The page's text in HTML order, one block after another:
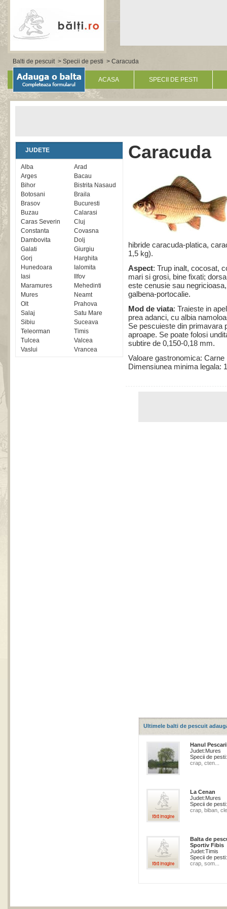
Balti de pescuit> Specii de pesti > Caracuda
ACASA SPECII DE PESTI
JUDETE
Alba
Arad
Arges
Bacau
Bihor
Bistrita Nasaud
Botosani
Braila
Brasov
Bucuresti
Buzau
Calarasi
Caras Severin
Cluj
Constanta
Covasna
Dambovita
Dolj
Galati
Giurgiu
Gorj
Harghita
Hunedoara
Ialomita
Iasi
Ilfov
Maramures
Mehedinti
Mures
Neamt
Olt
Prahova
Salaj
Satu Mare
Sibiu
Suceava
Teleorman
Timis
Tulcea
Valcea
Vaslui
Vrancea
Caracuda
hibride caracuda-platica,
1,5 kg).
Aspect: Trup inalt, cocosat,
mari si grosi, bine fixati;
este cenusie sau
galbena-portocalie.
Mod de viata: Traieste in
prea adanci, cu albia
Se pescuieste din primavara
aproape. Se poate folosi
subtire de 0,150-0,18 mm.
Valoare gastronomica:
Dimensiunea minima legala:
Ultimele balti de pescuit
Hanul
Judet:Mures
Specii de pesti:
crap, cten...
La Cenan
Judet:Mures
Specii de pesti:
crap, biban,
Balta de
Sportiv Fibis
Judet:Timis
Specii de pesti:
crap, som...